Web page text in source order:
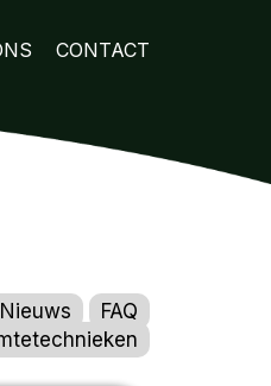
CONTACT
Nieuws
FAQ